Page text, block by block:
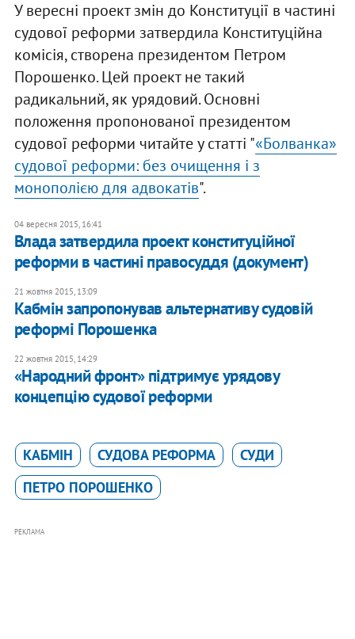
У вересні проект змін до Конституції в частині
судової реформи затвердила Конституційна
комісія, створена президентом Петром
Порошенко. Цей проект не такий
радикальний, як урядовий. Основні
положення пропонованої президентом
судової реформи читайте у статті "«Болванка»
судової реформи: без очищення і з
монополією для адвокатів".
04 вересня 2015, 16:41
Влада затвердила проект конституційної
реформи в частині правосуддя (документ)
21 жовтня 2015, 13:09
Кабмін запропонував альтернативу судовій
реформі Порошенка
22 жовтня 2015, 14:29
«Народний фронт» підтримує урядову
концепцію судової реформи
КАБМІН СУДОВА РЕФОРМА
СУДИ
ПЕТРО ПОРОШЕНКО
РЕКЛАМА